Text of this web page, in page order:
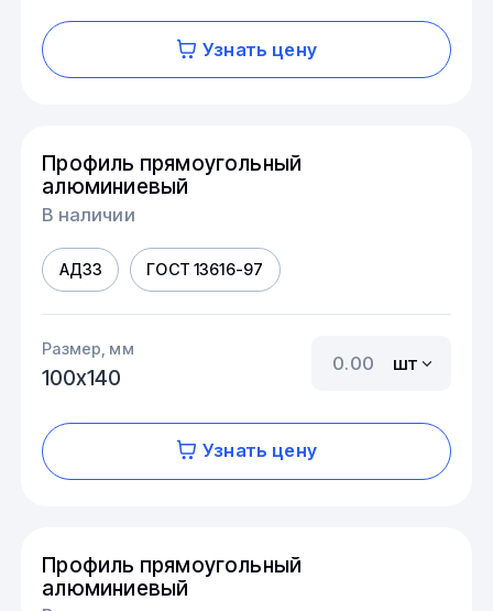
Узнать цену
Профиль прямоугольный
алюминиевый
В наличии
АД33 ГОСТ 13616-97
Размер, мм
100х140
шт
Узнать цену
Профиль прямоугольный
алюминиевый